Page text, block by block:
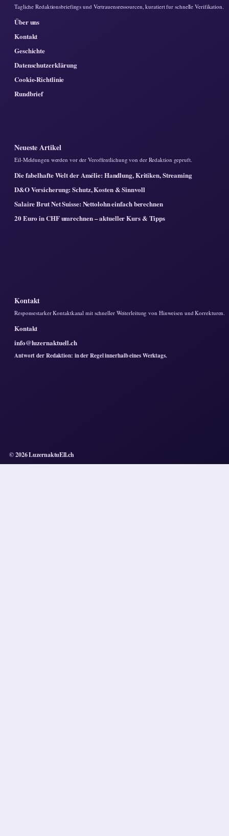
Tagliche Redaktionsbriefings und Vertrauensressourcen, kuratiert fur schnelle Verifikation.
Über uns
Kontakt
Geschichte
Datenschutzerklärung
Cookie-Richtlinie
Rundbrief
Neueste Artikel
Eil-Meldungen werden vor der Veroffentlichung von der Redaktion gepruft.
Die fabelhafte Welt der Amélie: Handlung, Kritiken, Streaming
D&O Versicherung: Schutz, Kosten & Sinnvoll
Salaire Brut Net Suisse: Nettolohn einfach berechnen
20 Euro in CHF umrechnen – aktueller Kurs & Tipps
Kontakt
Responsestarker Kontaktkanal mit schneller Weiterleitung von Hinweisen und Korrekturen.
Kontakt
info@luzernaktuell.ch
Antwort der Redaktion: in der Regel innerhalb eines Werktags.
© 2026 LuzernaktuEll.ch